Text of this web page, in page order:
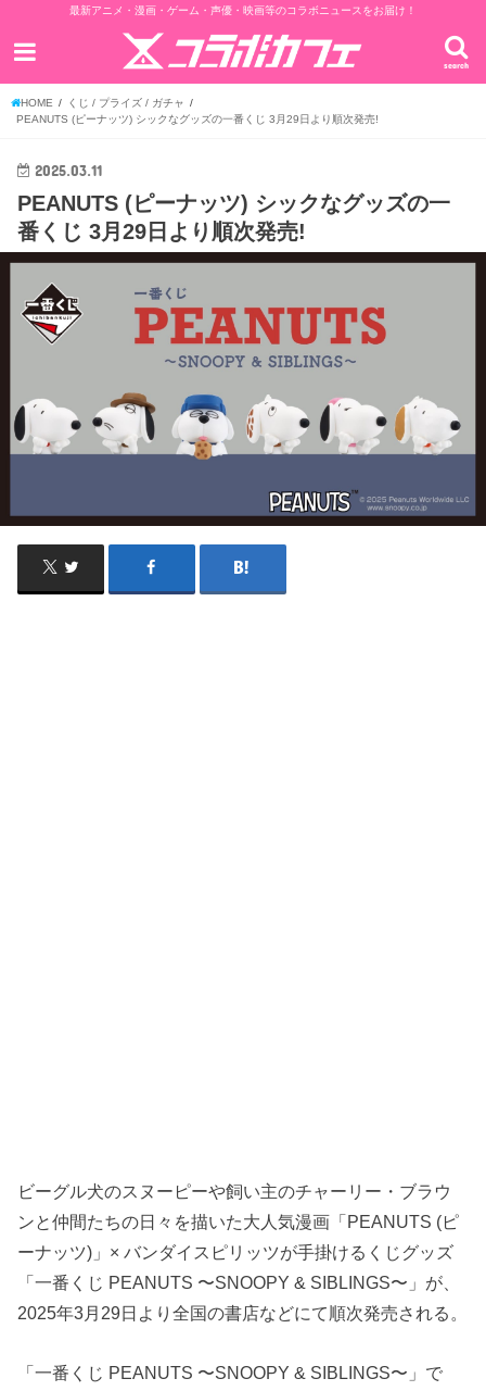
最新アニメ・漫画・ゲーム・声優・映画等のコラボニュースをお届け！
search
HOME
くじ / プライズ / ガチャ
PEANUTS (ピーナッツ) シックなグッズの一番くじ 3月29日より順次発売!
2025.03.11
PEANUTS (ピーナッツ) シックなグッズの一
番くじ 3月29日より順次発売!
ビーグル犬のスヌーピーや飼い主のチャーリー・ブラウ
ンと仲間たちの日々を描いた大人気漫画「PEANUTS (ピ
ーナッツ)」× バンダイスピリッツが手掛けるくじグッズ
「一番くじ PEANUTS 〜SNOOPY & SIBLINGS〜」が、
2025年3月29日より全国の書店などにて順次発売される。
「一番くじ PEANUTS 〜SNOOPY & SIBLINGS〜」で